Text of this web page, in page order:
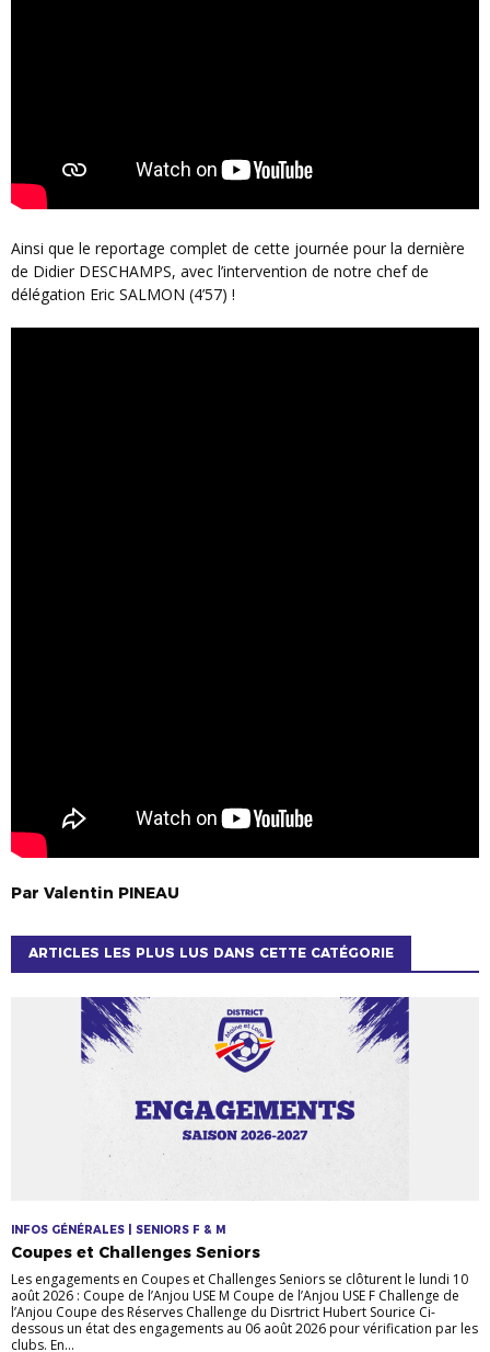
Ainsi que le reportage complet de cette journée pour la dernière
de Didier DESCHAMPS, avec l’intervention de notre chef de
délégation Eric SALMON (4’57) !
Par Valentin PINEAU
ARTICLES LES PLUS LUS DANS CETTE CATÉGORIE
INFOS GÉNÉRALES | SENIORS F & M
Coupes et Challenges Seniors
Les engagements en Coupes et Challenges Seniors se clôturent le lundi 10
août 2026 : Coupe de l’Anjou USE M Coupe de l’Anjou USE F Challenge de
l’Anjou Coupe des Réserves Challenge du Disrtrict Hubert Sourice Ci-
dessous un état des engagements au 06 août 2026 pour vérification par les
clubs. En...